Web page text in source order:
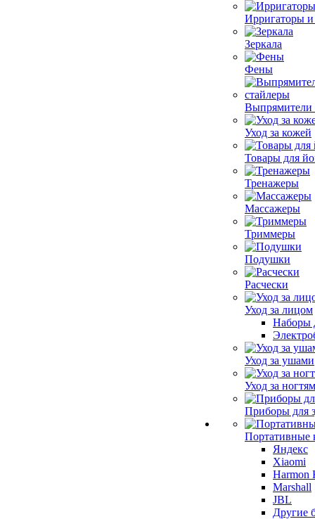
Ирригаторы и
Зеркала
Фены
Выпрямители
Уход за кожей
Товары для
Тренажеры
Массажеры
Триммеры
Подушки
Расчески
Уход за лицом
Наборы
Уход за ушами
Уход за
Приборы для
Портативные
Яндекс
Xiaomi
Harmon
Marshall
JBL
Другие